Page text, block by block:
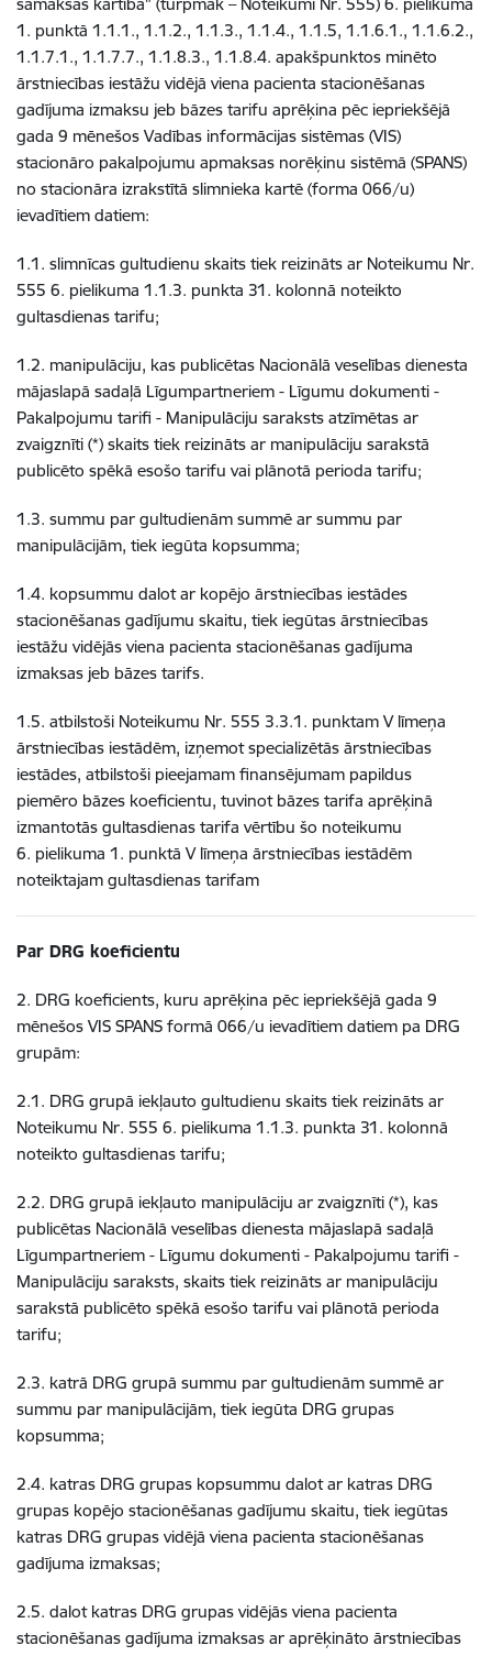
1. punktā 1.1.1., 1.1.2., 1.1.3., 1.1.4., 1.1.5, 1.1.6.1., 1.1.6.2.,
1.1.7.1., 1.1.7.7., 1.1.8.3., 1.1.8.4. apakšpunktos minēto
ārstniecības iestāžu vidējā viena pacienta stacionēšanas
gadījuma izmaksu jeb bāzes tarifu aprēķina pēc iepriekšējā
gada 9 mēnešos Vadības informācijas sistēmas (VIS)
stacionāro pakalpojumu apmaksas norēķinu sistēmā (SPANS)
no stacionāra izrakstītā slimnieka kartē (forma 066/u)
ievadītiem datiem:
1.1. slimnīcas gultudienu skaits tiek reizināts ar Noteikumu Nr.
555 6. pielikuma 1.1.3. punkta 31. kolonnā noteikto
gultasdienas tarifu;
1.2. manipulāciju, kas publicētas Nacionālā veselības dienesta
mājaslapā sadaļā Līgumpartneriem - Līgumu dokumenti -
Pakalpojumu tarifi - Manipulāciju saraksts atzīmētas ar
zvaigznīti (*) skaits tiek reizināts ar manipulāciju sarakstā
publicēto spēkā esošo tarifu vai plānotā perioda tarifu;
1.3. summu par gultudienām summē ar summu par
manipulācijām, tiek iegūta kopsumma;
1.4. kopsummu dalot ar kopējo ārstniecības iestādes
stacionēšanas gadījumu skaitu, tiek iegūtas ārstniecības
iestāžu vidējās viena pacienta stacionēšanas gadījuma
izmaksas jeb bāzes tarifs.
1.5. atbilstoši Noteikumu Nr. 555 3.3.1. punktam V līmeņa
ārstniecības iestādēm, izņemot specializētās ārstniecības
iestādes, atbilstoši pieejamam finansējumam papildus
piemēro bāzes koeficientu, tuvinot bāzes tarifa aprēķinā
izmantotās gultasdienas tarifa vērtību šo noteikumu
6. pielikuma 1. punktā V līmeņa ārstniecības iestādēm
noteiktajam gultasdienas tarifam
Par DRG koeficientu
2. DRG koeficients, kuru aprēķina pēc iepriekšējā gada 9
mēnešos VIS SPANS formā 066/u ievadītiem datiem pa DRG
grupām:
2.1. DRG grupā iekļauto gultudienu skaits tiek reizināts ar
Noteikumu Nr. 555 6. pielikuma 1.1.3. punkta 31. kolonnā
noteikto gultasdienas tarifu;
2.2. DRG grupā iekļauto manipulāciju ar zvaigznīti (*), kas
publicētas Nacionālā veselības dienesta mājaslapā sadaļā
Līgumpartneriem - Līgumu dokumenti - Pakalpojumu tarifi -
Manipulāciju saraksts, skaits tiek reizināts ar manipulāciju
sarakstā publicēto spēkā esošo tarifu vai plānotā perioda
tarifu;
2.3. katrā DRG grupā summu par gultudienām summē ar
summu par manipulācijām, tiek iegūta DRG grupas
kopsumma;
2.4. katras DRG grupas kopsummu dalot ar katras DRG
grupas kopējo stacionēšanas gadījumu skaitu, tiek iegūtas
katras DRG grupas vidējā viena pacienta stacionēšanas
gadījuma izmaksas;
2.5. dalot katras DRG grupas vidējās viena pacienta
stacionēšanas gadījuma izmaksas ar aprēķināto ārstniecības